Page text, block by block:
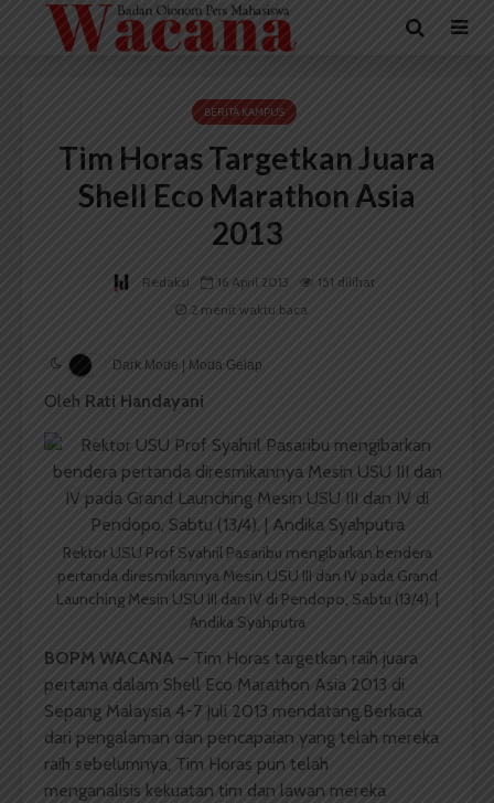
BERITA KAMPUS
Tim Horas Targetkan Juara
Shell Eco Marathon Asia
2013
Redaksi 16 April 2013
151 dilihat
2 menit waktu baca
Dark Mode | Moda Gelap
Oleh Rati Handayani
Rektor USU Prof Syahril Pasaribu mengibarkan bendera
pertanda diresmikannya Mesin USU III dan IV pada Grand
Launching Mesin USU III dan IV di Pendopo, Sabtu (13/4). |
Andika Syahputra
BOPM WACANA – Tim Horas targetkan raih juara
pertama dalam Shell Eco Marathon Asia 2013 di
Sepang Malaysia 4-7 Juli 2013 mendatang.Berkaca
dari pengalaman dan pencapaian yang telah mereka
raih sebelumnya, Tim Horas pun telah
menganalisis kekuatan tim dan lawan mereka